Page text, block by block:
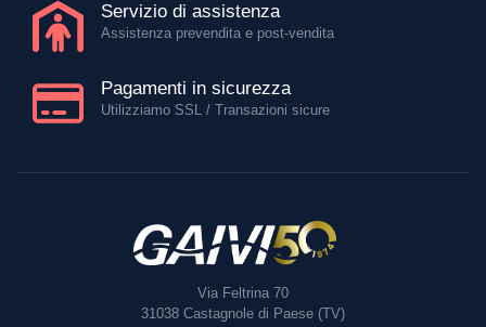
Servizio di assistenza
Assistenza prevendita e post-vendita
Pagamenti in sicurezza
Utilizziamo SSL / Transazioni sicure
Via Feltrina 70
31038 Castagnole di Paese (TV)